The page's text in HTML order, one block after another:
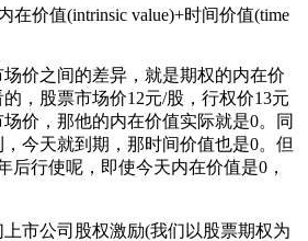
价值(intrinsic value)+时间价值(time
之间的差异，就是期权的内在价
，股票市场价12元/股，行权价13元
价，那他的内在价值实际就是0。同
今天就到期，那时间价值也是0。但
后行使呢，即使今天内在价值是0，
公司股权激励(我们以股票期权为